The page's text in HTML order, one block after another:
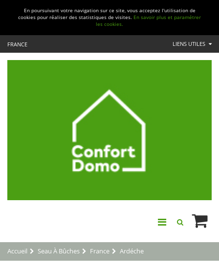
En poursuivant votre navigation sur ce site, vous acceptez l'utilisation de
cookies pour réaliser des statistiques de visites. En savoir plus et paramétrer
les cookies.
FRANCE LIENS UTILES
Accueil Seau À Bûches France Ardéche